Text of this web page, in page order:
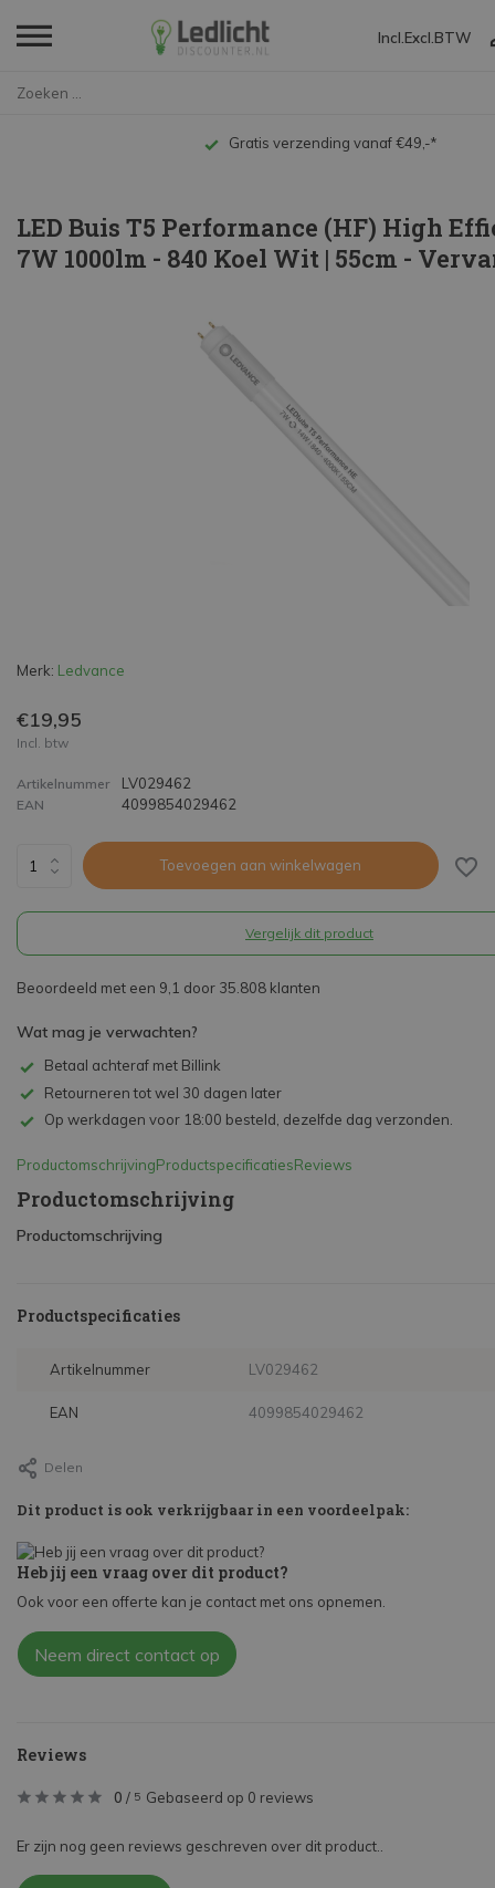
Incl. Excl. BTW
Gratis verzending vanaf €49,-*
LED Buis T5 Performance (HF) High
7W 1000lm - 840 Koel Wit | 55cm -
Merk: Ledvance
€19,95
Incl. btw
Artikelnummer LV029462
EAN 4099854029462
Toevoegen aan winkelwagen
Vergelijk dit product
Beoordeeld met een 9,1 door 35.808 klanten
Wat mag je verwachten?
Betaal achteraf met Billink
Retourneren tot wel 30 dagen later
Op werkdagen voor 18:00 besteld, dezelfde dag verzonden.
ProductomschrijvingProductspecificatiesReviews
Productomschrijving
Productomschrijving
Productspecificaties
Artikelnummer LV029462
EAN 4099854029462
Delen
Dit product is ook verkrijgbaar in een voordeelpak:
Heb jij een vraag over dit product?
Ook voor een offerte kan je contact met ons opnemen.
Neem direct contact op
Reviews
0 / 5 Gebaseerd op 0 reviews
Er zijn nog geen reviews geschreven over dit product..